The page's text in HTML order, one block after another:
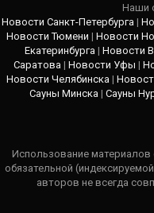
Наши
Новости Санкт-Петербурга |
Новости Тюмени | Новости
Екатеринбурга | Новости
Саратова | Новости Уфы |
Новости Челябинска |
Сауны Минска | Сауны
Использование материалов
обязательной
авторов не всегда